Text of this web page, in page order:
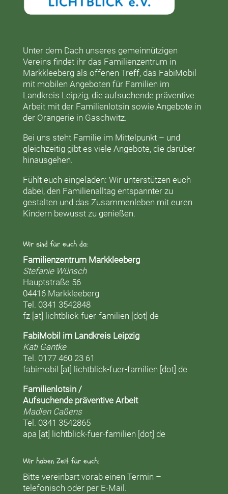
Unter dem Dach unseres gemeinnützigen
Vereins findet ihr das Familienzentrum in
Markkleebergals offenen Treff, das FabiMobil
mit mobilen Angeboten für Familien im
Landkreis Leipzig, die aufsuchende präventive
Arbeit mit der Familienlotsin sowie Angebote in
der Orangeriein Gaschwitz.
Bei uns steht Familie im Mittelpunkt – und
gleichzeitig gibt es viele Angebote, die darüber
hinausgehen.
Fühlt euch eingeladen: Wir unterstützen euch
dabei, den Familienalltag entspannter zu
gestalten und das Zusammenleben mit euren
Kindern bewusst zu genießen.
Wir sind für euch da:
Familienzentrum Markkleeberg
Stefanie Wünsch
Hauptstraße 56
04416 Markkleeberg
Tel. 0341 3542848
fz [at] lichtblick-fuer-familien [dot] de
FabiMobil im Landkreis Leipzig
Kati Gantke
Tel. 0177 460 23 61
fabimobil [at] lichtblick-fuer-familien [dot] de
Familienlotsin /
Aufsuchende präventive Arbeit
Madlen Caßens
Tel. 0341 3542865
apa [at] lichtblick-fuer-familien [dot] de
Wir haben Zeit für euch:
Bitte vereinbart vorab einen Termin –
telefonisch oder per E-Mail.